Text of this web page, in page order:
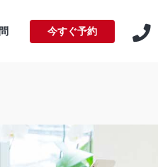
今すぐ予約